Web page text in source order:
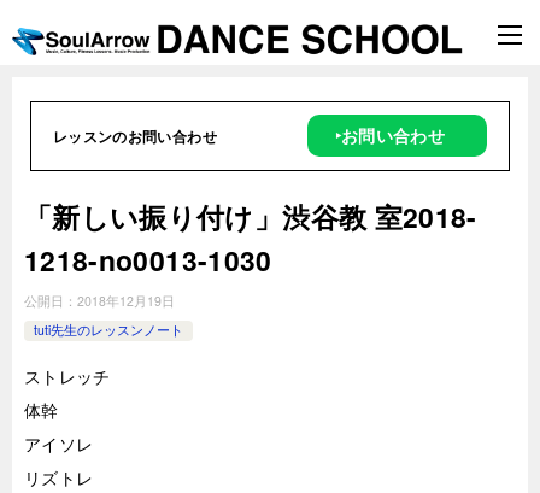
レッスンのお問い合わせ ‣お問い合わせ
「新しい振り付け」渋谷教 室2018-
1218-no0013-1030
公開日： 2018年12月19日
tuti先生のレッスンノート
ストレッチ
体幹
アイソレ
リズトレ